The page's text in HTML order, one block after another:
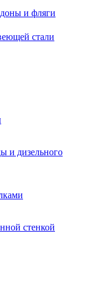
и фляги
стали
и дизельного
стенкой